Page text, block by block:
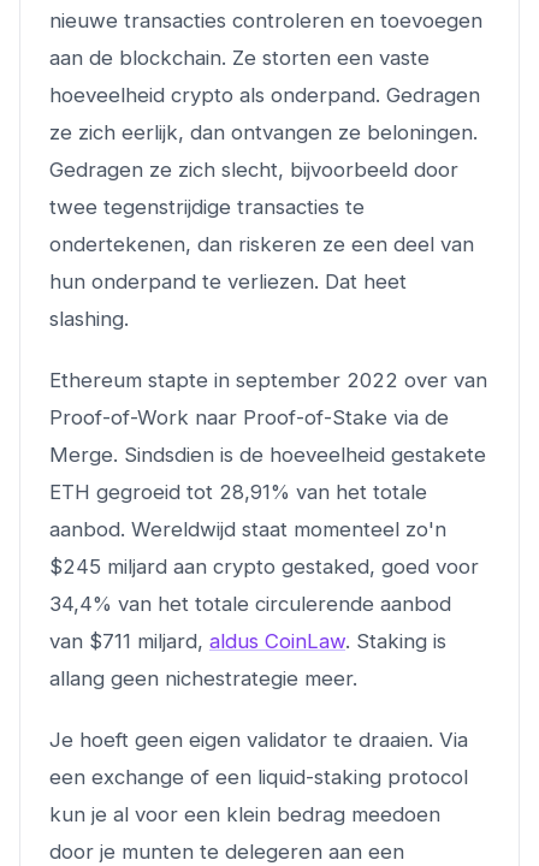
nieuwe transacties controleren en toevoegen
aan de blockchain. Ze storten een vaste
hoeveelheid crypto als onderpand. Gedragen
ze zich eerlijk, dan ontvangen ze beloningen.
Gedragen ze zich slecht, bijvoorbeeld door
twee tegenstrijdige transacties te
ondertekenen, dan riskeren ze een deel van
hun onderpand te verliezen. Dat heet
slashing.
Ethereum stapte in september 2022 over van
Proof-of-Work naar Proof-of-Stake via de
Merge. Sindsdien is de hoeveelheid gestakete
ETH gegroeid tot 28,91% van het totale
aanbod. Wereldwijd staat momenteel zo'n
$245 miljard aan crypto gestaked, goed voor
34,4% van het totale circulerende aanbod
van $711 miljard, aldus CoinLaw. Staking is
allang geen nichestrategie meer.
Je hoeft geen eigen validator te draaien. Via
een exchange of een liquid-staking protocol
kun je al voor een klein bedrag meedoen
door je munten te delegeren aan een